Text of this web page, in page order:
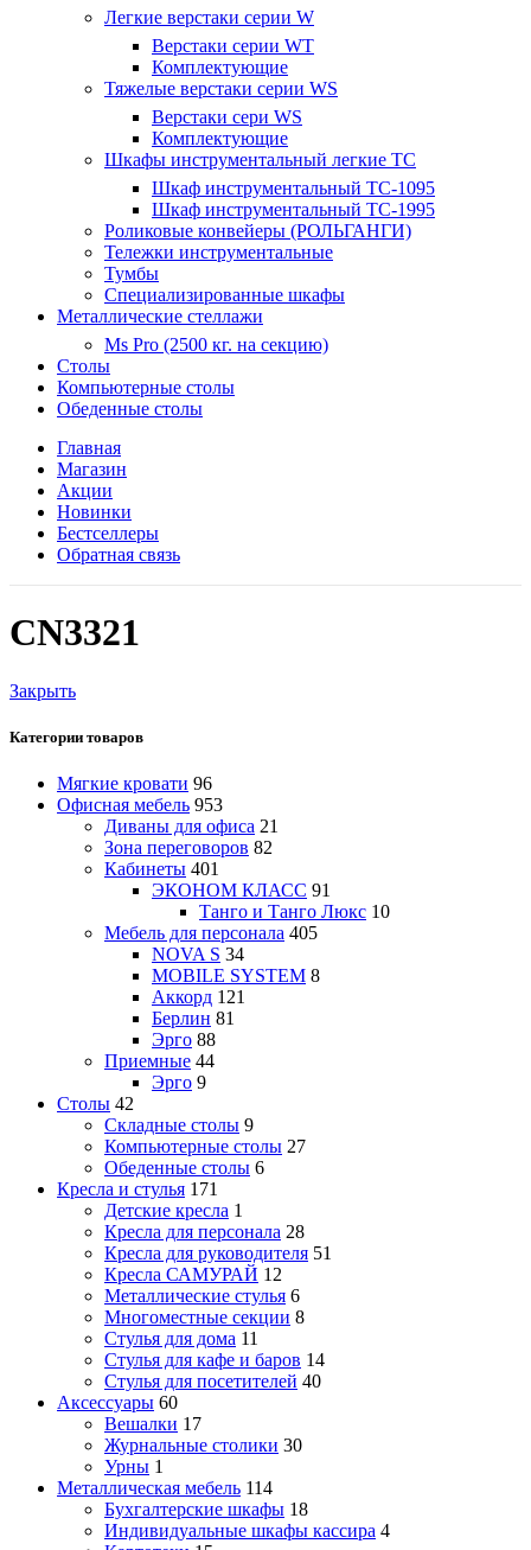
Легкие верстаки серии W
Верстаки серии WT
Комплектующие
Тяжелые верстаки серии WS
Верстаки сери WS
Комплектующие
Шкафы инструментальный легкие ТС
Шкаф инструментальный TC-1095
Шкаф инструментальный TC-1995
Роликовые конвейеры (РОЛЬГАНГИ)
Тележки инструментальные
Тумбы
Специализированные шкафы
Металлические стеллажи
Ms Pro (2500 кг. на секцию)
Столы
Компьютерные столы
Обеденные столы
Главная
Магазин
Акции
Новинки
Бестселлеры
Обратная связь
CN3321
Закрыть
Категории товаров
Мягкие кровати 96
Офисная мебель 953
Диваны для офиса 21
Зона переговоров 82
Кабинеты 401
ЭКОНОМ КЛАСС 91
Танго и Танго Люкс 10
Мебель для персонала 405
NOVA S 34
MOBILE SYSTEM 8
Аккорд 121
Берлин 81
Эрго 88
Приемные 44
Эрго 9
Столы 42
Складные столы 9
Компьютерные столы 27
Обеденные столы 6
Кресла и стулья 171
Детские кресла 1
Кресла для персонала 28
Кресла для руководителя 51
Кресла САМУРАЙ 12
Металлические стулья 6
Многоместные секции 8
Стулья для дома 11
Стулья для кафе и баров 14
Стулья для посетителей 40
Аксессуары 60
Вешалки 17
Журнальные столики 30
Урны 1
Металлическая мебель 114
Бухгалтерские шкафы 18
Индивидуальные шкафы кассира 4